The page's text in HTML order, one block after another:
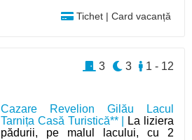
Tichet | Card vacanță
Cazare Revelion Gilău Lacul
Tarnița Casă Turistică** |
La liziera
pădurii, pe malul lacului, cu 2
1 - 12
3
3